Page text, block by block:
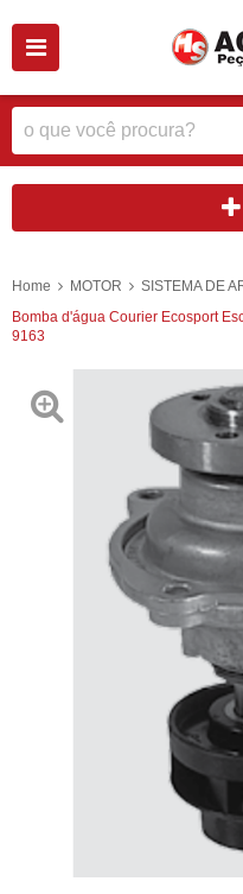
Home MOTOR SISTEMA DE
Bomba d'água Courier Ecosport
9163